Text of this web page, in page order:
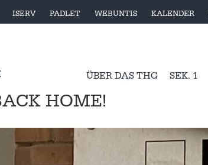
ISERV PADLET WEBUNTIS KALENDER
ÜBER DAS THG SEK. 1
HOME!